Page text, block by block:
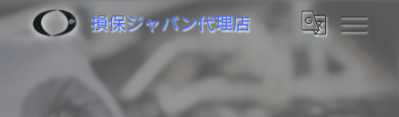
損保ジャパン代理店